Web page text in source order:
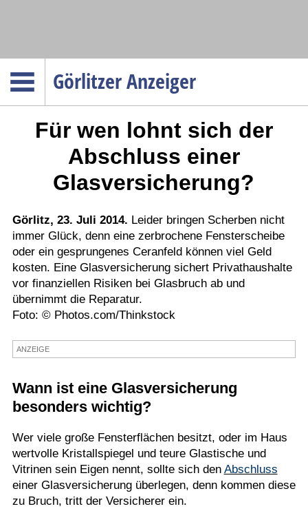
Görlitzer Anzeiger
Menüpunkte
Politik
Gesellschaft
Wirtschaft
Verkehr
Gesundheit
Kultur
Sport
Kostenlos
Für wen lohnt sich der
Abschluss einer
Glasversicherung?
Görlitz, 23. Juli 2014. Leider bringen Scherben nicht
immer Glück, denn eine zerbrochene Fensterscheibe
oder ein gesprungenes Ceranfeld können viel Geld
kosten. Eine Glasversicherung sichert Privathaushalte
vor finanziellen Risiken bei Glasbruch ab und
übernimmt die Reparatur.
Foto: © Photos.com/Thinkstock
ANZEIGE
Wann ist eine Glasversicherung
besonders wichtig?
Wer viele große Fensterflächen besitzt, oder im Haus
wertvolle Kristallspiegel und teure Glastische und
Vitrinen sein Eigen nennt, sollte sich den Abschluss
einer Glasversicherung überlegen, denn kommen diese
zu Bruch, tritt der Versicherer ein.